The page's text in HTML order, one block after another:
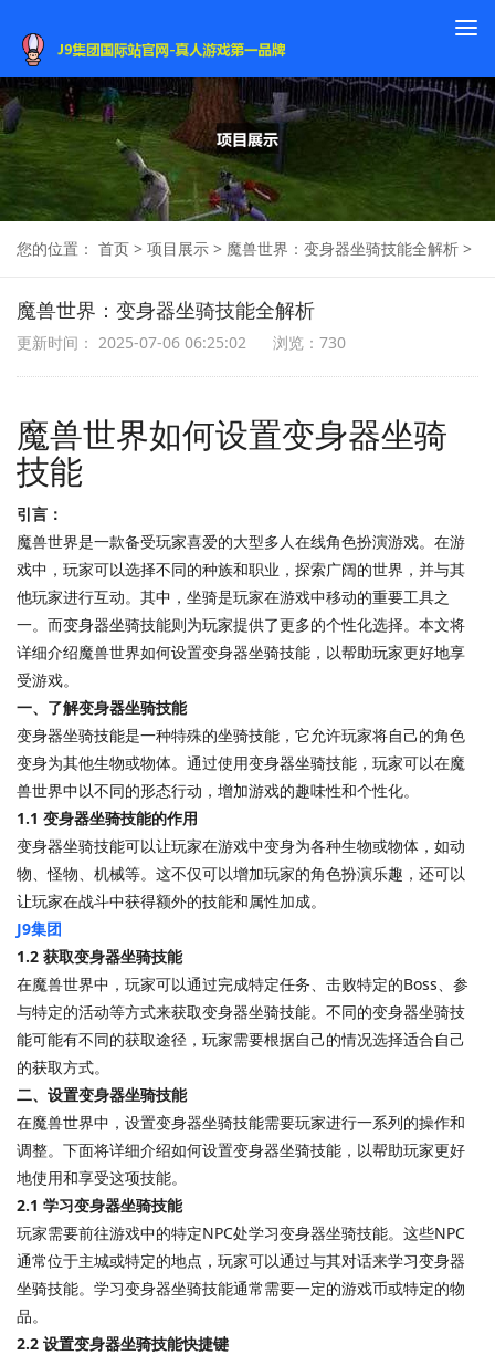
您的位置： 首页 > 项目展示 > 魔兽世界：变身器坐骑技能全解析 >
魔兽世界：变身器坐骑技能全解析
更新时间： 2025-07-06 06:25:02 浏览：730
魔兽世界如何设置变身器坐骑
技能
引言：
魔兽世界是一款备受玩家喜爱的大型多人在线角色扮演游戏。在游
戏中，玩家可以选择不同的种族和职业，探索广阔的世界，并与其
他玩家进行互动。其中，坐骑是玩家在游戏中移动的重要工具之
一。而变身器坐骑技能则为玩家提供了更多的个性化选择。本文将
详细介绍魔兽世界如何设置变身器坐骑技能，以帮助玩家更好地享
受游戏。
一、了解变身器坐骑技能
变身器坐骑技能是一种特殊的坐骑技能，它允许玩家将自己的角色
变身为其他生物或物体。通过使用变身器坐骑技能，玩家可以在魔
兽世界中以不同的形态行动，增加游戏的趣味性和个性化。
1.1 变身器坐骑技能的作用
变身器坐骑技能可以让玩家在游戏中变身为各种生物或物体，如动
物、怪物、机械等。这不仅可以增加玩家的角色扮演乐趣，还可以
让玩家在战斗中获得额外的技能和属性加成。
J9集团
1.2 获取变身器坐骑技能
在魔兽世界中，玩家可以通过完成特定任务、击败特定的Boss、参
与特定的活动等方式来获取变身器坐骑技能。不同的变身器坐骑技
能可能有不同的获取途径，玩家需要根据自己的情况选择适合自己
的获取方式。
二、设置变身器坐骑技能
在魔兽世界中，设置变身器坐骑技能需要玩家进行一系列的操作和
调整。下面将详细介绍如何设置变身器坐骑技能，以帮助玩家更好
地使用和享受这项技能。
2.1 学习变身器坐骑技能
玩家需要前往游戏中的特定NPC处学习变身器坐骑技能。这些NPC
通常位于主城或特定的地点，玩家可以通过与其对话来学习变身器
坐骑技能。学习变身器坐骑技能通常需要一定的游戏币或特定的物
品。
2.2 设置变身器坐骑技能快捷键